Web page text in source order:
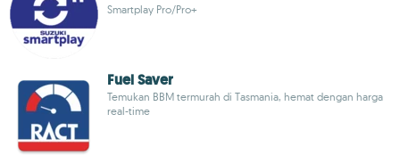
Smartplay Pro/Pro+
Fuel Saver
Temukan BBM termurah di Tasmania, hemat dengan harga
real-time